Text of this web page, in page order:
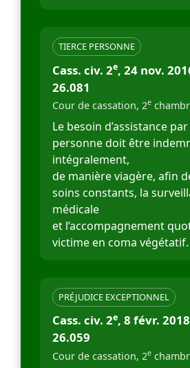
TIERCE PERSONNE
Cass. civ. 2e, 24 nov.
26.081
Cour de cassation, 2e
Le besoin d’assistance
personne doit être
intégralement,
de manière viagère, afin
soins constants, la
médicale
et l’accompagnement
victime en coma végétatif.
PRÉJUDICE EXCEPTIONNEL
Cass. civ. 2e, 8 févr.
26.059
Cour de cassation, 2e